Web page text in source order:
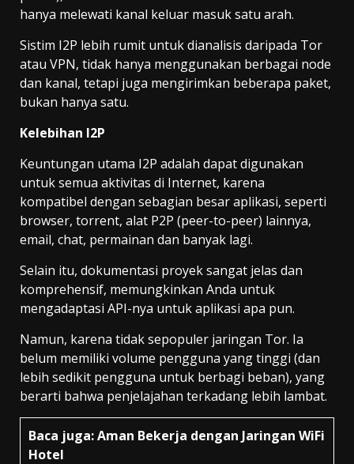
hanya melewati kanal keluar masuk satu arah.
Sistim I2P lebih rumit untuk dianalisis daripada Tor
atau VPN, tidak hanya menggunakan berbagai node
dan kanal, tetapi juga mengirimkan beberapa paket,
bukan hanya satu.
Kelebihan I2P
Keuntungan utama I2P adalah dapat digunakan
untuk semua aktivitas di Internet, karena
kompatibel dengan sebagian besar aplikasi, seperti
browser, torrent, alat P2P (peer-to-peer) lainnya,
email, chat, permainan dan banyak lagi.
Selain itu, dokumentasi proyek sangat jelas dan
komprehensif, memungkinkan Anda untuk
mengadaptasi API-nya untuk aplikasi apa pun.
Namun, karena tidak sepopuler jaringan Tor. Ia
belum memiliki volume pengguna yang tinggi (dan
lebih sedikit pengguna untuk berbagi beban), yang
berarti bahwa penjelajahan terkadang lebih lambat.
Baca juga:Aman Bekerja dengan Jaringan WiFi
Hotel